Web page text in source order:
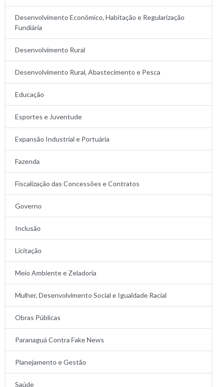
Desenvolvimento Econômico, Habitação e Regularização
Fundiária
Desenvolvimento Rural
Desenvolvimento Rural, Abastecimento e Pesca
Educação
Esportes e Juventude
Expansão Industrial e Portuária
Fazenda
Fiscalização das Concessões e Contratos
Governo
Inclusão
Licitação
Meio Ambiente e Zeladoria
Mulher, Desenvolvimento Social e Igualdade Racial
Obras Públicas
Paranaguá Contra Fake News
Planejamento e Gestão
Saúde